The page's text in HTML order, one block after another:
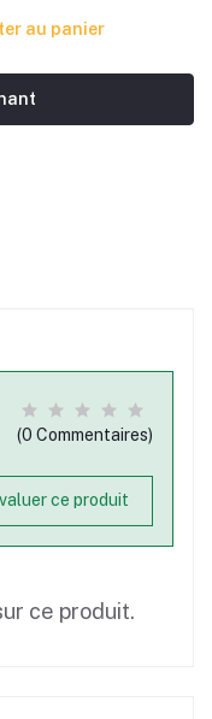
au panier
(0 Commentaires)
ce produit
ce produit.